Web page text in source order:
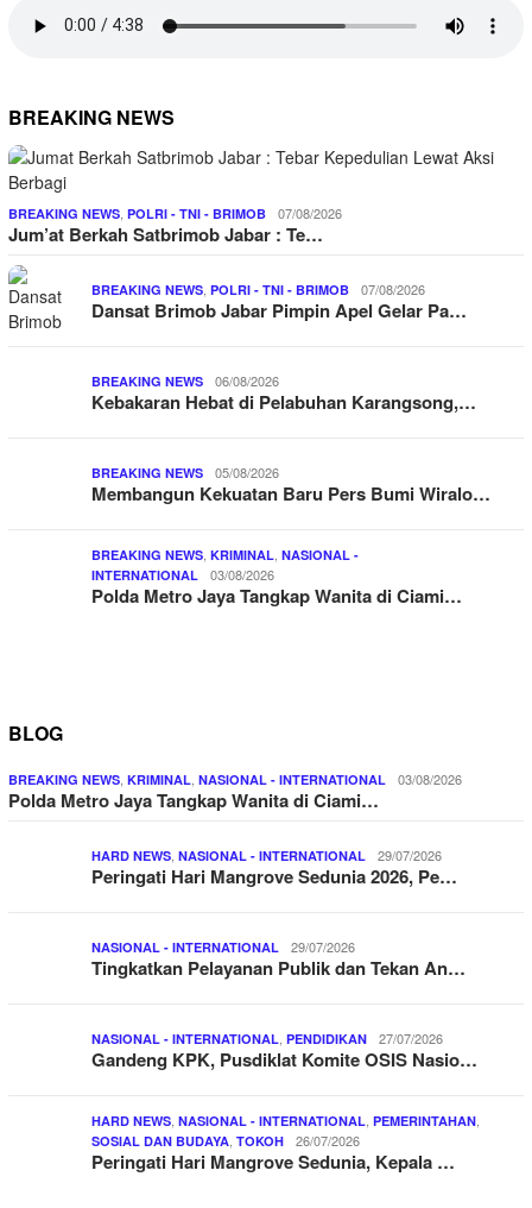
BREAKING NEWS
BREAKING NEWS POLRI - TNI - BRIMOB 07/08/2026
Jum’at Berkah Satbrimob Jabar : Te…
BREAKING NEWS POLRI - TNI - BRIMOB 07/08/2026
Dansat Brimob Jabar Pimpin Apel Gelar Pa…
BREAKING NEWS 06/08/2026
Kebakaran Hebat di Pelabuhan Karangsong,…
BREAKING NEWS 05/08/2026
Membangun Kekuatan Baru Pers Bumi Wiralo…
BREAKING NEWS KRIMINAL NASIONAL -
INTERNATIONAL
03/08/2026
Polda Metro Jaya Tangkap Wanita di Ciami…
BLOG
BREAKING NEWS KRIMINAL NASIONAL - INTERNATIONAL 03/08/2026
Polda Metro Jaya Tangkap Wanita di Ciami…
HARD NEWS NASIONAL - INTERNATIONAL 29/07/2026
Peringati Hari Mangrove Sedunia 2026, Pe…
NASIONAL - INTERNATIONAL 29/07/2026
Tingkatkan Pelayanan Publik dan Tekan An…
NASIONAL - INTERNATIONAL PENDIDIKAN 27/07/2026
Gandeng KPK, Pusdiklat Komite OSIS Nasio…
HARD NEWS NASIONAL - INTERNATIONAL PEMERINTAHAN
SOSIAL DAN BUDAYA TOKOH 26/07/2026
Peringati Hari Mangrove Sedunia, Kepala …